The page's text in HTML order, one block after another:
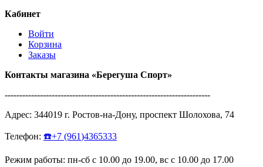
Кабинет
Войти
Корзина
Заказы
Контакты магазина «Берегуша Спорт»
----------------------------------------------------------------------
Адрес: 344019 г. Ростов-на-Дону, проспект Шолохова, 74
Телефон: ☎️+7 (961)4365333
Режим работы: пн-сб с 10.00 до 19.00, вс с 10.00 до 17.00